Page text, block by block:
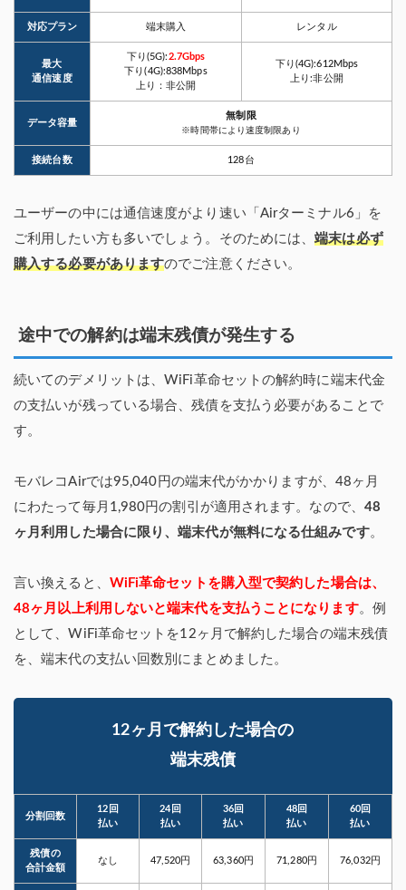
対応プラン 端末購入 レンタル
最大
通信速度
下り(5G):2.7Gbps
下り(4G):838Mbps
上り：非公開
下り(4G):612Mbps
上り:非公開
データ容量
無制限
※時間帯により速度制限あり
接続台数 128台
ユーザーの中には通信速度がより速い「Airターミナル6」を
ご利用したい方も多いでしょう。そのためには、端末は必ず
購入する必要がありますのでご注意ください。
途中での解約は端末残債が発生する
続いてのデメリットは、WiFi革命セットの解約時に端末代金
の支払いが残っている場合、残債を支払う必要があることで
す。
モバレコAirでは95,040円の端末代がかかりますが、48ヶ月
にわたって毎月1,980円の割引が適用されます。なので、 48
ヶ月利用した場合に限り、端末代が無料になる仕組みです。
言い換えると、 WiFi革命セットを購入型で契約した場合は、
48ヶ月以上利用しないと端末代を支払うことになります。例
として、WiFi革命セットを12ヶ月で解約した場合の端末残債
を、端末代の支払い回数別にまとめました。
12ヶ月で解約した場合の
端末残債
分割回数
12回
払い
24回
払い
36回
払い
48回
払い
60回
払い
残債の
合計金額
なし 47,520円 63,360円 71,280円 76,032円